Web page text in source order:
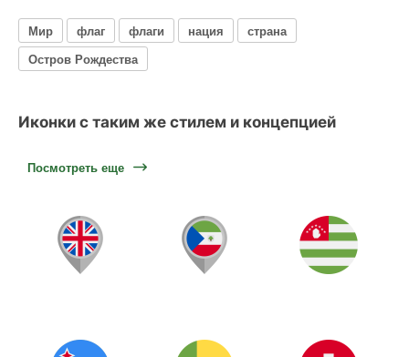
Мир флаг флаги нация
страна
Остров Рождества
Иконки с таким же стилем и концепцией
Посмотреть еще